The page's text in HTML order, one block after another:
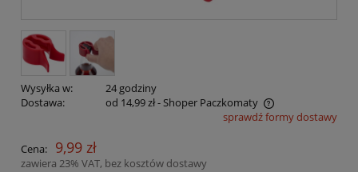
Wysyłka w:
24 godziny
Dostawa:
od 14,99 zł- Shoper Paczkomaty
Cena nie zawiera ewentualnych kosztów płatnościsprawdź formy dostawy
Cena: 9,99 zł
zawiera 23% VAT, bez kosztów dostawy